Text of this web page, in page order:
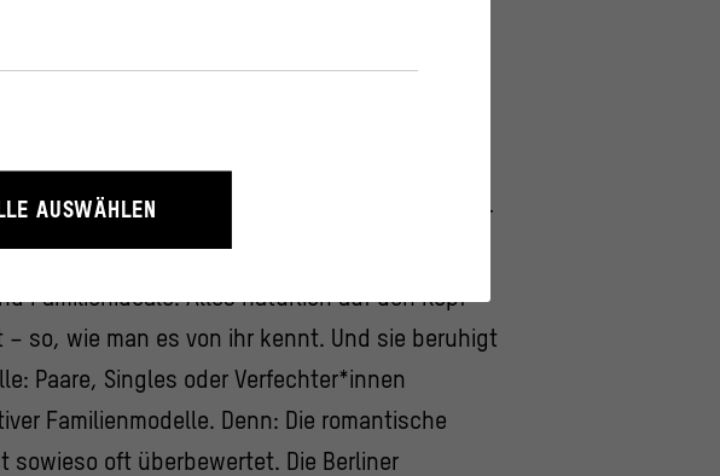
nur ein Teilaspekt des Lebens /
mit ihrer vierköpfigen Band aus Wien steht
Rösinger erstmals im Humboldt Forum auf der
mit Liedern seit 1991 und Spoken Word über
Familienideale. Alles natürlich auf den Kopf
so, wie man es von ihr kennt. Und sie beruhigt
Paare, Singles oder Verfechter*innen
Familienmodelle. Denn: Die romantische
sowieso oft überbewertet. Die Berliner
Funktionen wie die Navigation und
indem Informationen über ihr Verhalten anonym
AUSWÄHLEN